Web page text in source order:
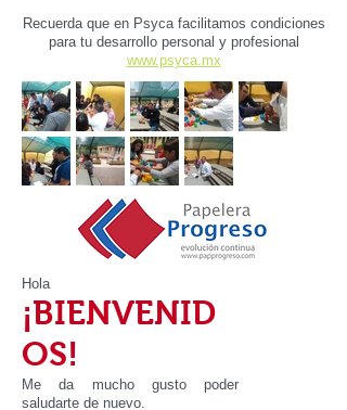
Recuerda que en Psyca facilitamos condiciones
para tu desarrollo personal y profesional
www.psyca.mx
Hola
¡BIENVENID
OS!
Me da mucho gusto poder
saludarte de nuevo.​